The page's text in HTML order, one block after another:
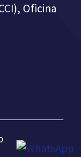
Oficina